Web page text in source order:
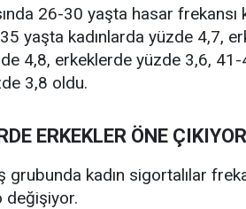
26-30 yaşta hasar frekansı
yaşta kadınlarda yüzde 4,7,
4,8, erkeklerde yüzde 3,6,
3,8 oldu.
ERKEKLER ÖNE ÇIKIYOR
grubunda kadın sigortalılar
değişiyor.